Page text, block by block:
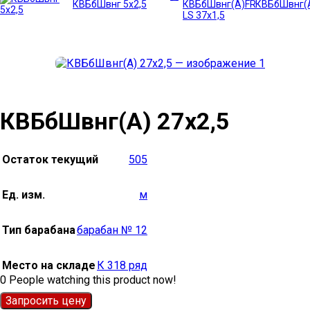
КВБбШвнг 5х2,5
КВБбШвнг(А) 27х2,5
Остаток текущий 505
Ед. изм. м
Тип барабанабарабан № 12
Место на складе К 318 ряд
0 People watching this product now!
Запросить цену